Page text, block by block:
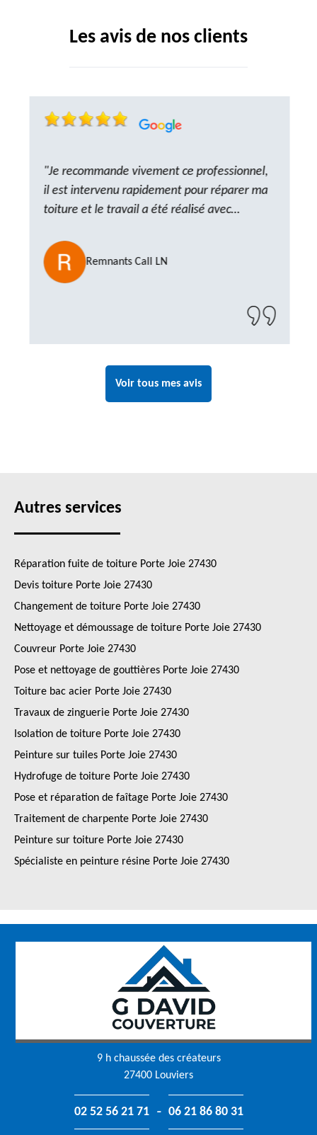
Les avis de nos clients
"Je recommande vivement ce professionnel,
il est intervenu rapidement pour réparer ma
toiture et le travail a été réalisé avec
ponctuel et à l’écoute, le résultat est
impeccable et le chantier a été laissé propre.
Un artisan de confiance que je n’hésiterai pas
Remnants Call LN
Voir tous mes avis
Autres services
Réparation fuite de toiture Porte Joie 27430
Devis toiture Porte Joie 27430
Changement de toiture Porte Joie 27430
Nettoyage et démoussage de toiture Porte Joie 27430
Couvreur Porte Joie 27430
Pose et nettoyage de gouttières Porte Joie 27430
Toiture bac acier Porte Joie 27430
Travaux de zinguerie Porte Joie 27430
Isolation de toiture Porte Joie 27430
Peinture sur tuiles Porte Joie 27430
Hydrofuge de toiture Porte Joie 27430
Pose et réparation de faîtage Porte Joie 27430
Traitement de charpente Porte Joie 27430
Peinture sur toiture Porte Joie 27430
Spécialiste en peinture résine Porte Joie 27430
9 h chaussée des créateurs
27400 Louviers
02 52 56 21 71 - 06 21 86 80 31